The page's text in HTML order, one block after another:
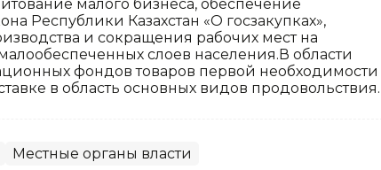
малого бизнеса, обеспечение
Республики Казахстан «О госзакупках»,
и сокращения рабочих мест на
слоев населения.В области
фондов товаров первой необходимости
в область основных видов продовольствия.
Местные органы власти